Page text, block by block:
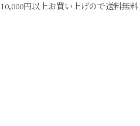
10,000円以上お買い上げので送料無料